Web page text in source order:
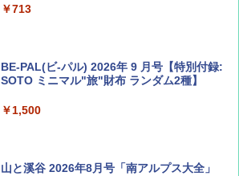
￥713
BE-PAL(ビ-パル) 2026年 9 月号【特別付録:
SOTO ミニマル"旅"財布 ランダム2種】
￥1,500
山と溪谷 2026年8月号「南アルプス大全」